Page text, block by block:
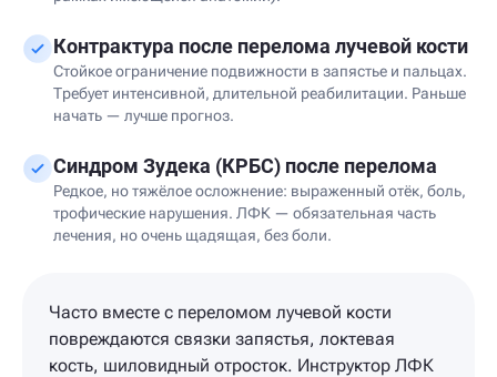
Контрактура после перелома лучевой кости
Стойкое ограничение подвижности в запястье и пальцах.
Требует интенсивной, длительной реабилитации. Раньше
начать — лучше прогноз.
Синдром Зудека (КРБС) после перелома
Редкое, но тяжёлое осложнение: выраженный отёк, боль,
трофические нарушения. ЛФК — обязательная часть
лечения, но очень щадящая, без боли.
Часто вместе с переломом лучевой кости
повреждаются связки запястья, локтевая
кость, шиловидный отросток. Инструктор ЛФК